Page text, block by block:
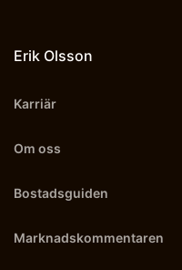
Erik Olsson
Karriär
Om oss
Bostadsguiden
Marknadskommentaren